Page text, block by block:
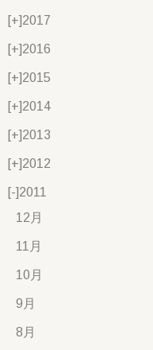
[+]2017
[+]2016
[+]2015
[+]2014
[+]2013
[+]2012
[-]2011
12月
11月
10月
9月
8月